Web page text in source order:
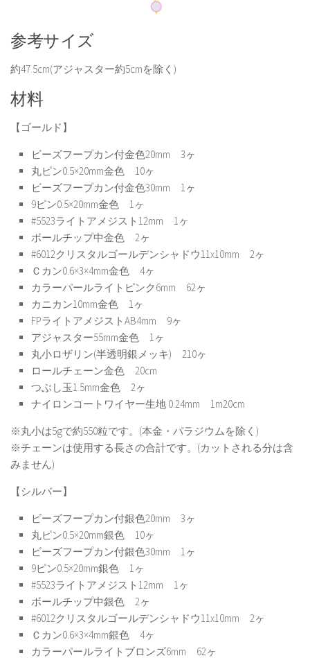
参考サイズ
約47.5cm(アジャスター約5cmを除く)
材料
【ゴールド】
ビーズフープカン付金色20mm 3ヶ
丸ピン0.5×20mm金色 10ヶ
ビーズフープカン付金色30mm 1ヶ
9ピン0.5×20mm金色 1ヶ
#5523ライトアメジスト12mm 1ヶ
ボールチップ中金色 2ヶ
#6012クリスタルゴールデンシャドウ11x10mm 2ヶ
Ｃカン0.6×3×4mm金色 4ヶ
カラーパールライトピンク6mm 62ヶ
カニカン10mm金色 1ヶ
FPライトアメジストAB4mm 9ヶ
アジャスター55mm金色 1ヶ
丸小ロザリン(半透明銀メッキ) 210ヶ
ロールチェーン金色 20cm
つぶし玉1.5mm金色 2ヶ
ナイロンコートワイヤー生地 0.24mm 1m20cm
※丸小は5gで約550粒です。(本金・パラジウムを除く)
※チェーンは使用する長さの合計です。(カットされる分は含
みません)
【シルバー】
ビーズフープカン付銀色20mm 3ヶ
丸ピン0.5×20mm銀色 10ヶ
ビーズフープカン付銀色30mm 1ヶ
9ピン0.5×20mm銀色 1ヶ
#5523ライトアメジスト12mm 1ヶ
ボールチップ中銀色 2ヶ
#6012クリスタルゴールデンシャドウ11x10mm 2ヶ
Ｃカン0.6×3×4mm銀色 4ヶ
カラーパールライトブロンズ6mm 62ヶ